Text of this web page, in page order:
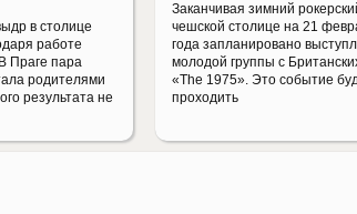
в столице
работе
Праге пара
родителями
результата не
Заканчивая зимний
чешской столице на 21
года запланировано
молодой группы с
«The 1975». Это событие
проходить